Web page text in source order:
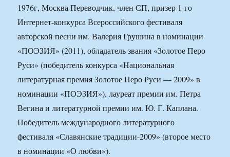
1976г, Москва Переводчик, член СП, призер 1-го
Интернет-конкурса Всероссийского фестиваля
авторской песни им. Валерия Грушина в номинации
«ПОЭЗИЯ» (2011), обладатель звания «Золотое Перо
Руси» (победитель конкурса «Национальная
литературная премия Золотое Перо Руси — 2009» в
номинации «ПОЭЗИЯ»), лауреат премии им. Петра
Вегина и литературной премии им. Ю. Г. Каплана.
Победитель международного литературного
фестиваля «Славянские традиции-2009» (второе место
в номинации «О любви»).